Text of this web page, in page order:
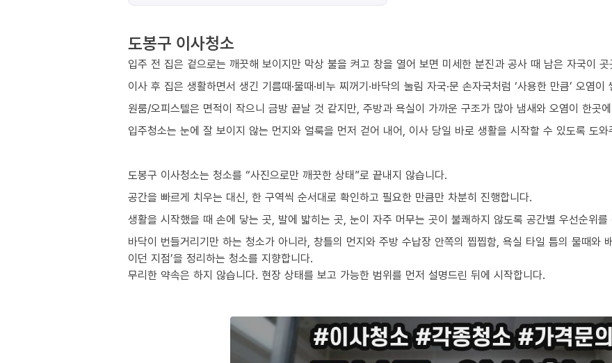
도봉구 이사청소
입주 전 집은 겉으로는 깨끗해 보이지만 막상 불을 켜고 창을 열어 보면 미세한 분진과 공사 때 남은 자국이
이사 후 집은 생활하면서 생긴 기름때·물때·비누 찌꺼기·바닥의 눌림 자국·문 손자국처럼 ‘사용한 만큼’ 오염이
원룸/오피스텔은 면적이 작으니 금방 끝날 것 같지만, 주방과 욕실이 가까운 구조가 많아 냄새와 오염이 한곳
입주청소는 눈에 잘 보이지 않는 먼지와 얼룩을 먼저 걷어 내어, 이사 당일 바로 생활을 시작할 수 있도록 도와
도봉구 이사청소는 청소를 “사진으로만 깨끗한 상태”로 끝내지 않습니다.
공간을 빠르게 치우는 대신, 한 구역씩 순서대로 확인하고 필요한 만큼만 차분히 진행합니다.
생활을 시작했을 때 손에 닿는 곳, 발에 밟히는 곳, 눈이 자주 머무는 곳이 불쾌하지 않도록 공간별 우선순위를
바닥이 번들거리기만 하는 청소가 아니라, 창틀의 먼지와 주방 수납장 안쪽의 찝찝함, 욕실 타일 틈의 물때와
이던 지점’을 정리하는 청소를 지향합니다.
무리한 약속은 하지 않습니다. 현장 상태를 보고 가능한 범위를 먼저 설명드린 뒤에 시작합니다.